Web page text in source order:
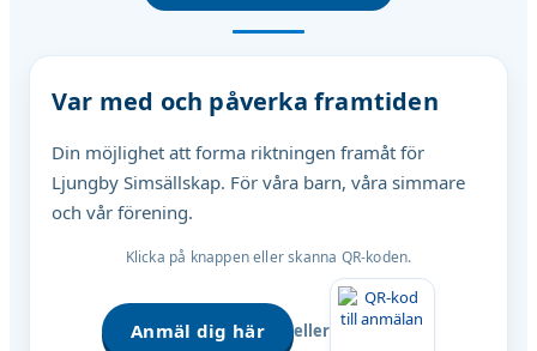
Var med och påverka framtiden
Din möjlighet att forma riktningen framåt för
Ljungby Simsällskap. För våra barn, våra simmare
och vår förening.
Klicka på knappen eller skanna QR-koden.
Anmäl dig här eller